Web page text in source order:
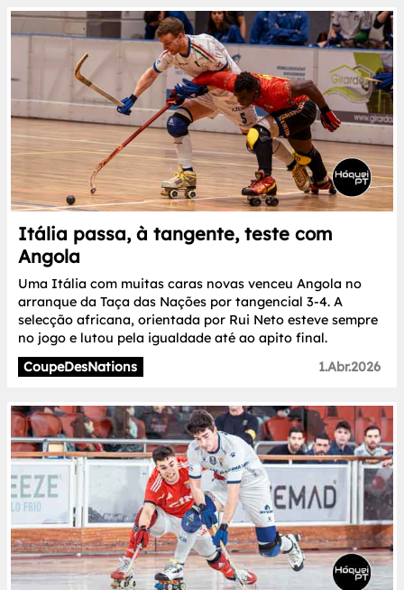
Itália passa, à tangente, teste com
Angola
Uma Itália com muitas caras novas venceu Angola no
arranque da Taça das Nações por tangencial 3-4. A
selecção africana, orientada por Rui Neto esteve sempre
no jogo e lutou pela igualdade até ao apito final.
CoupeDesNations
1.Abr.2026